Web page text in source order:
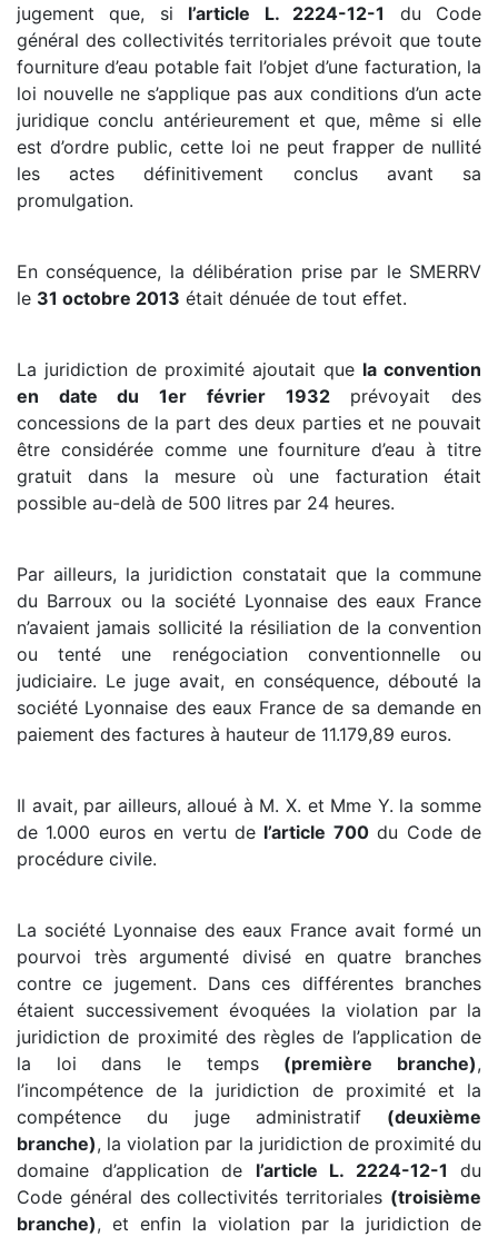
jugement que, si l’article L. 2224-12-1
du Code
général des collectivités territoriales prévoit que toute
fourniture d’eau potable fait l’objet d’une facturation, la
loi nouvelle ne s’applique pas aux conditions d’un acte
juridique conclu antérieurement et que, même si elle
est d’ordre public, cette loi ne peut frapper de nullité
les actes définitivement conclus avant sa
promulgation.
En conséquence, la délibération prise par le SMERRV
le 31 octobre 2013 était dénuée de tout effet.
La juridiction de proximité ajoutait que la convention
en date du 1er février 1932prévoyait des
concessions de la part des deux parties et ne pouvait
être considérée comme une fourniture d’eau à titre
gratuit dans la mesure où une facturation était
possible au-delà de 500 litres par 24 heures.
Par ailleurs, la juridiction constatait que la commune
du Barroux ou la société Lyonnaise des eaux France
n’avaient jamais sollicité la résiliation de la convention
ou tenté une renégociation conventionnelle ou
judiciaire. Le juge avait, en conséquence, débouté la
société Lyonnaise des eaux France de sa demande en
paiement des factures à hauteur de 11.179,89 euros.
Il avait, par ailleurs, alloué à M. X. et Mme Y. la somme
de 1.000 euros en vertu de l’article 700du Code de
procédure civile.
La société Lyonnaise des eaux France avait formé un
pourvoi très argumenté divisé en quatre branches
contre ce jugement. Dans ces différentes branches
étaient successivement évoquées la violation par la
juridiction de proximité des règles de l’application de
la loi dans le temps (première branche),
l’incompétence de la juridiction de proximité et la
compétence du juge administratif (deuxième
branche), la violation par la juridiction de proximité du
domaine d’application de l’article L. 2224-12-1 du
Code général des collectivités territoriales (troisième
branche), et enfin la violation par la juridiction de